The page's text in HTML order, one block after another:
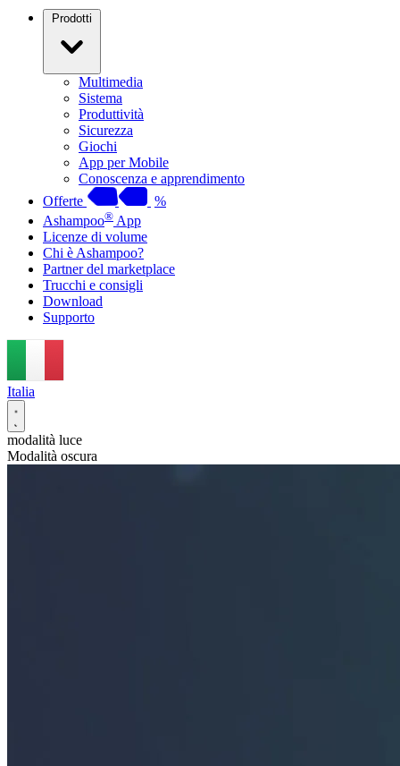
Prodotti
Multimedia
Sistema
Produttività
Sicurezza
Giochi
App per Mobile
Conoscenza e apprendimento
Offerte
%
Ashampoo® App
Licenze di volume
Chi è Ashampoo?
Partner del marketplace
Trucchi e consigli
Download
Supporto
Italia
modalità luce
Modalità oscura